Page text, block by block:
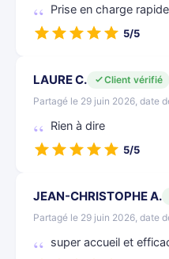
Prise en charge
5/5
LAURE C.
Client vérifié
Partagé le 29 juin 2026, date
Rien à dire
5/5
JEAN-CHRISTOPHE A.
Partagé le 29 juin 2026, date
super accueil et